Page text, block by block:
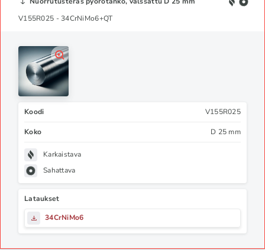
V155R025 - 34CrNiMo6+QT
Koodi V155R025
Koko D 25 mm
Karkaistava
Sahattava
Lataukset
34CrNiMo6